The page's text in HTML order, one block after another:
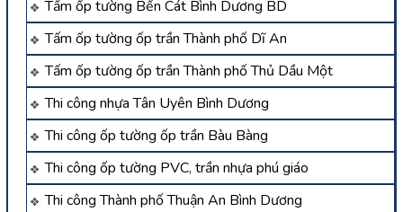
Tấm ốp tường Bến Cát Bình Dương BD
Tấm ốp tường ốp trần Thành phố Dĩ An
Tấm ốp tường ốp trần Thành phố Thủ Dầu Một
Thi công nhựa Tân Uyên Bình Dương
Thi công ốp tường ốp trần Bàu Bàng
Thi công ốp tường PVC, trần nhựa phú giáo
Thi công Thành phố Thuận An Bình Dương